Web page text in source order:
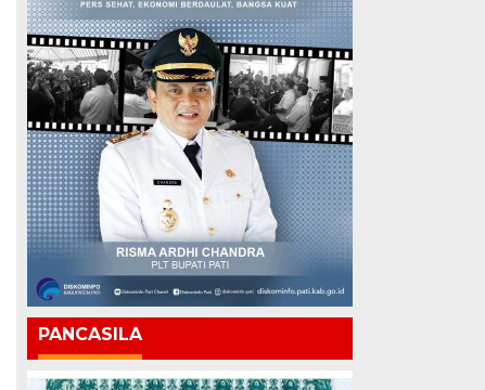
PANCASILA